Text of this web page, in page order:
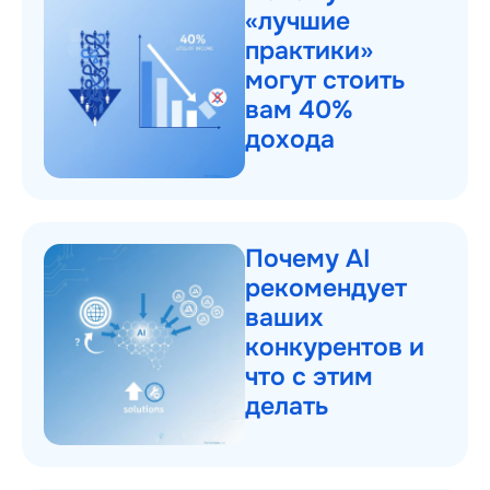
«лучшие
практики»
могут стоить
вам 40%
дохода
Почему AI
рекомендует
ваших
конкурентов и
что с этим
делать